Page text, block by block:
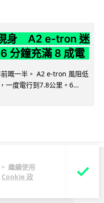
繼續使用
Cookie 政
身 A2 e-tron 迷
分鐘充滿 8 成電
嘅一半。 A2 e-tron 風阻低
一度電行到7.8公里。6...